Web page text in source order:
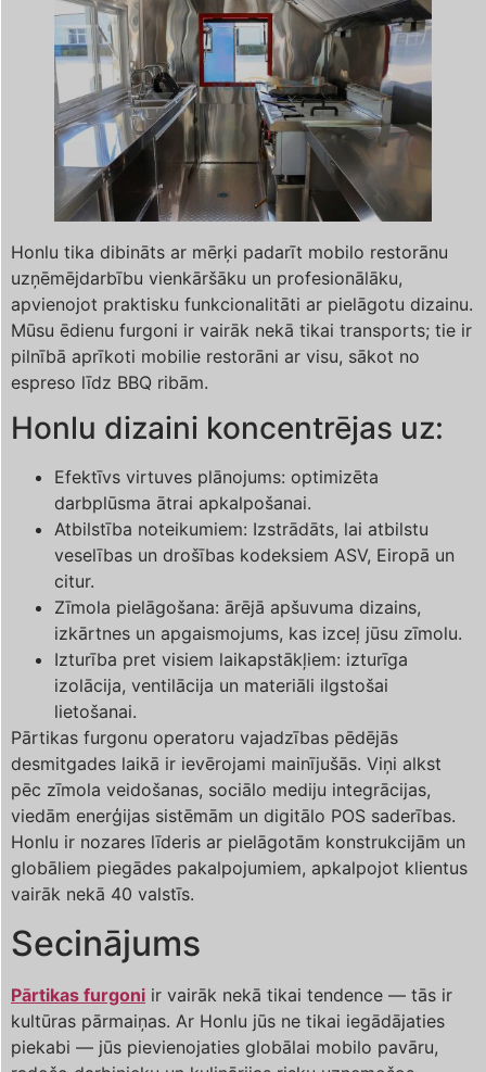
Honlu tika dibināts ar mērķi padarīt mobilo restorānu
uzņēmējdarbību vienkāršāku un profesionālāku,
apvienojot praktisku funkcionalitāti ar pielāgotu dizainu.
Mūsu ēdienu furgoni ir vairāk nekā tikai transports; tie ir
pilnībā aprīkoti mobilie restorāni ar visu, sākot no
espreso līdz BBQ ribām.
Honlu dizaini koncentrējas uz:
Efektīvs virtuves plānojums: optimizēta
darbplūsma ātrai apkalpošanai.
Atbilstība noteikumiem: Izstrādāts, lai atbilstu
veselības un drošības kodeksiem ASV, Eiropā un
citur.
Zīmola pielāgošana: ārējā apšuvuma dizains,
izkārtnes un apgaismojums, kas izceļ jūsu zīmolu.
Izturība pret visiem laikapstākļiem: izturīga
izolācija, ventilācija un materiāli ilgstošai
lietošanai.
Pārtikas furgonu operatoru vajadzības pēdējās
desmitgades laikā ir ievērojami mainījušās. Viņi alkst
pēc zīmola veidošanas, sociālo mediju integrācijas,
viedām enerģijas sistēmām un digitālo POS saderības.
Honlu ir nozares līderis ar pielāgotām konstrukcijām un
globāliem piegādes pakalpojumiem, apkalpojot klientus
vairāk nekā 40 valstīs.
Secinājums
Pārtikas furgoni ir vairāk nekā tikai tendence — tās ir
kultūras pārmaiņas. Ar Honlu jūs ne tikai iegādājaties
piekabi — jūs pievienojaties globālai mobilo pavāru,